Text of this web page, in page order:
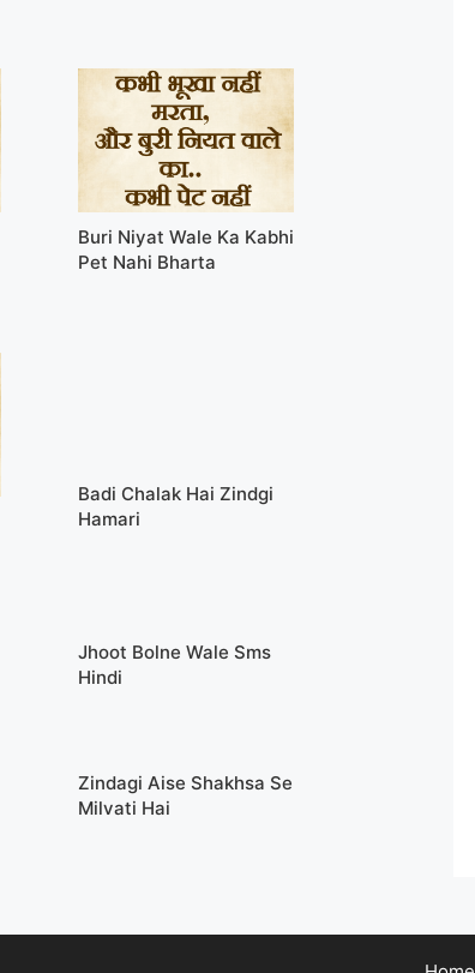
Buri Niyat Wale Ka Kabhi
Pet Nahi Bharta
Badi Chalak Hai Zindgi
Hamari
Jhoot Bolne Wale Sms
Hindi
Zindagi Aise Shakhsa Se
Milvati Hai